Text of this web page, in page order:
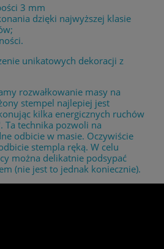
3 mm
dzięki najwyższej klasie
unikatowych dekoracji z
rozwałkowanie masy na
stempel najlepiej jest
kilka energicznych ruchów
Ta technika pozwoli na
odbicie w masie. Oczywiście
stempla ręką. W celu
można delikatnie podsypać
(nie jest to jednak koniecznie).